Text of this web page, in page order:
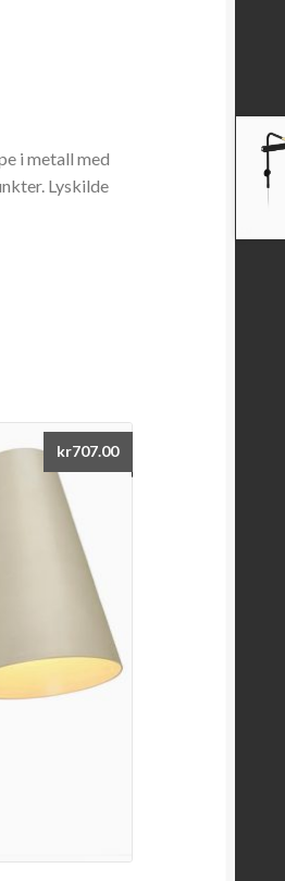
i metall med
Lyskilde
kr707.00